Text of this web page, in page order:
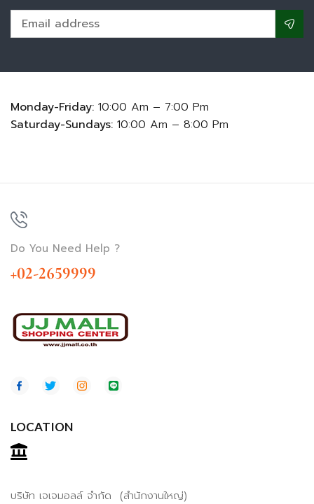
Monday-Friday: 10:00 Am – 7:00 Pm
Saturday-Sundays: 10:00 Am – 8:00 Pm
Do You Need Help ?
+02-2659999
LOCATION
บริษัท เจเจมอลล์ จำกัด (สำนักงานใหญ่)